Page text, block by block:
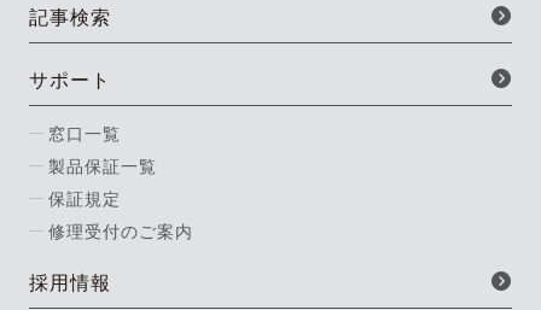
記事検索
サポート
窓口一覧
製品保証一覧
保証規定
修理受付のご案内
採用情報